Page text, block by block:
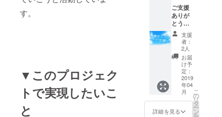
す。
▼このプロジェク
トで実現したいこ
と
イベントの
企画主催等
もしていま
す。
最近になっ
て、一気に
白髪になっ
てた事に気
づきまし
た。でもこ
ご支援
ありが
とうご
ざいま
す。感
謝の気
持ちを
込め
て、お
礼の
メール
を送ら
させて
いただ
支援
者：
2人
お届
け予
定：
2019
年04
月
詳細を見る
こ
の
リ
タ
ー
ン